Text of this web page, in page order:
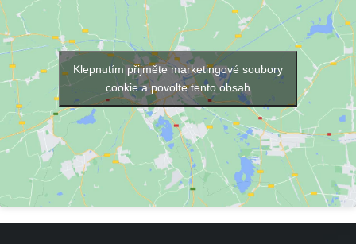
Klepnutím přijměte marketingové soubory
cookie a povolte tento obsah